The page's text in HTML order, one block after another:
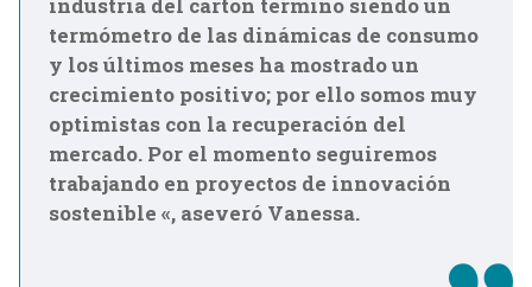
termómetro de las dinámicas de consumo
y los últimos meses ha mostrado un
crecimiento positivo; por ello somos muy
optimistas con la recuperación del
mercado. Por el momento seguiremos
trabajando en proyectos de innovación
sostenible «, aseveró Vanessa.